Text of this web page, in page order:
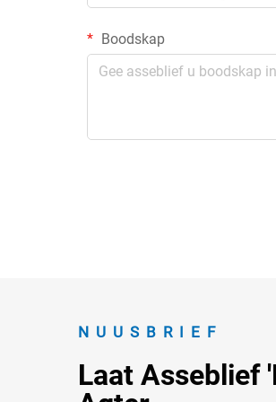
Boodskap
NUUSBRIEF
Laat Asseblief